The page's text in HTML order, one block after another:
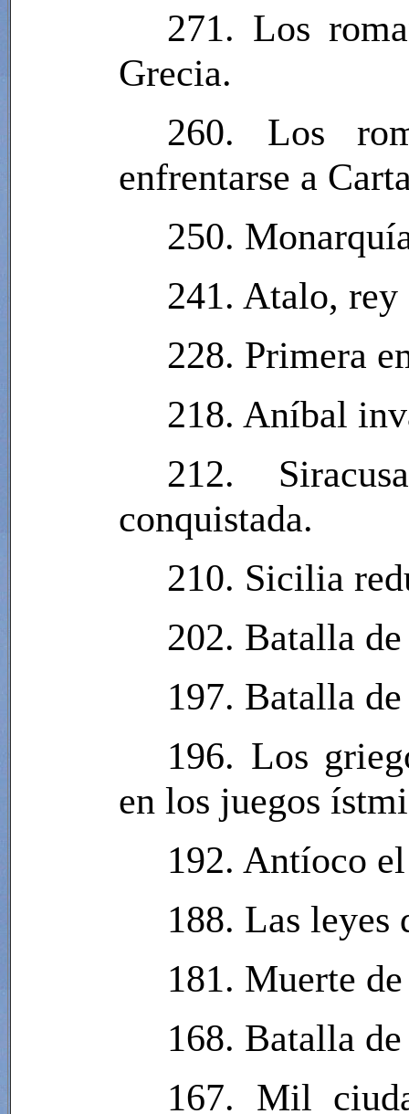
271. Los
Grecia.
260. Los
enfrentarse a
250.
241. Atalo, rey
228. Primera
218. Aníbal
212.
conquistada.
210. Sicilia
202. Batalla
197. Batalla
196. Los
en los juegos
192. Antíoco
188. Las leyes
181. Muerte
168. Batalla
167. Mil